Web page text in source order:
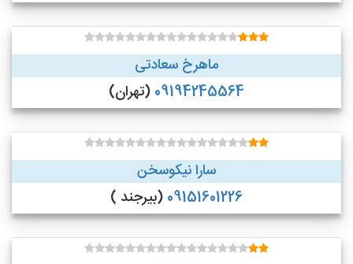
ماهرخ سعادتی
09194245564 (تهران)
سارا نیکوسخن
09151601226 (بیرجند )